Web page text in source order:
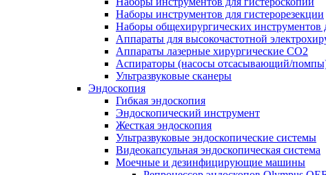
Наборы инструментов для гистерорезекции
Наборы общехирургических инструментов
Аппараты для высокочастотной
Аппараты лазерные хирургические СО2
Аспираторы (насосы отсасывающий/
Ультразвуковые сканеры
Эндоскопия
Гибкая эндоскопия
Эндоскопический инструмент
Жесткая эндоскопия
Ультразвуковые эндоскопические системы
Видеокапсульная эндоскопическая система
Моечные и дезинфицирующие машины